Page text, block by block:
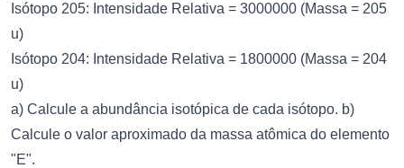
Isótopo 205: Intensidade Relativa = 3000000 (Massa = 205
u)
Isótopo 204: Intensidade Relativa = 1800000 (Massa = 204
u)
a) Calcule a abundância isotópica de cada isótopo. b)
Calcule o valor aproximado da massa atômica do elemento
"E".